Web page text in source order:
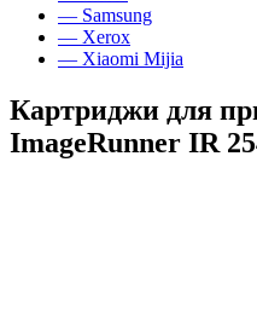
— Samsung
— Xerox
— Xiaomi Mijia
Картриджи для
ImageRunner IR